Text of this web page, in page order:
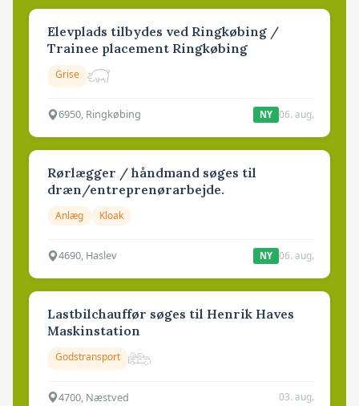
Elevplads tilbydes ved Ringkøbing /
Trainee placement Ringkøbing
Grise
6950, Ringkøbing NY 06. aug.
Rørlægger / håndmand søges til
dræn/entreprenørarbejde.
Anlæg Kloak
4690, Haslev NY 06. aug.
Lastbilchauffør søges til Henrik Haves
Maskinstation
Godstransport
4700, Næstved 03. aug.